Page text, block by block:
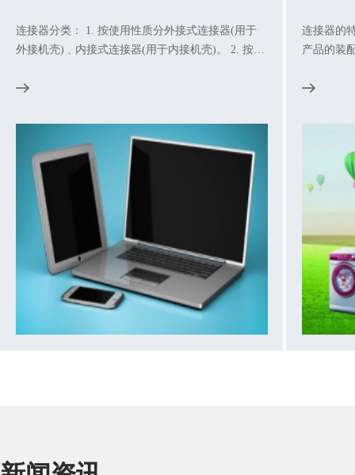
连接器分类： 1. 按使用性质分外接式连接器(用于
外接机壳)﹑内接式连接器(用于内接机壳)。 2. 按加
又称刺破式﹑焊接式(Solder Type)﹑夹板式
（DIP）、贴板式（SMT)。 3. 按使用方式分线对板
连接器﹑板对板连接器﹑线对线连接器﹑插座﹑输
入输出连接器。 4. 按结构分一般型连接器﹑耐湿防
水型连接器﹑耐环
连接器的
产品的装
更换失效元部件; 3.便于升级 随
代替旧的;
时，有更